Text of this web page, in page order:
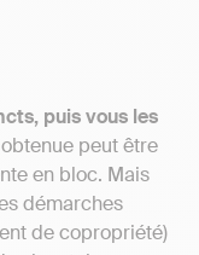
puis vous les
peut être
en bloc. Mais
démarches
de copropriété)